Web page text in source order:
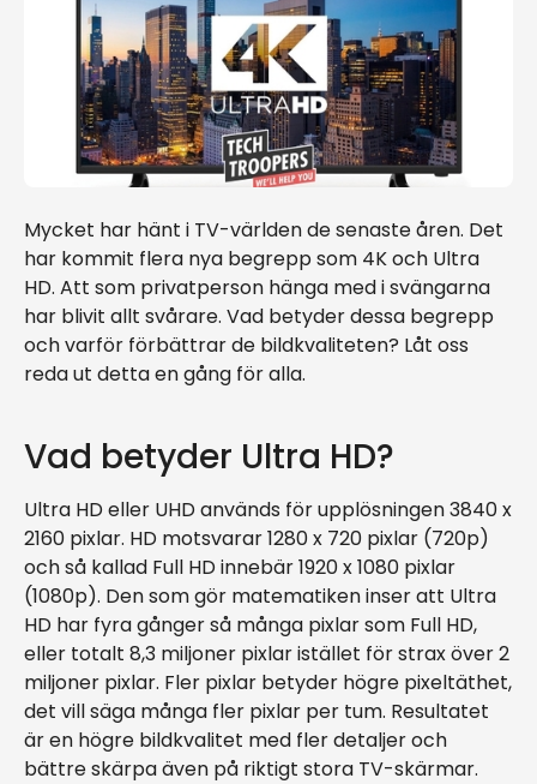
Mycket har hänt i TV-världen de senaste åren. Det
har kommit flera nya begrepp som 4K och Ultra
HD. Att som privatperson hänga med i svängarna
har blivit allt svårare. Vad betyder dessa begrepp
och varför förbättrar de bildkvaliteten? Låt oss
reda ut detta en gång för alla.
Vad betyder Ultra HD?
Ultra HD eller UHD används för upplösningen 3840 x
2160 pixlar. HD motsvarar 1280 x 720 pixlar (720p)
och så kallad Full HD innebär 1920 x 1080 pixlar
(1080p). Den som gör matematiken inser att Ultra
HD har fyra gånger så många pixlar som Full HD,
eller totalt 8,3 miljoner pixlar istället för strax över 2
miljoner pixlar. Fler pixlar betyder högre pixeltäthet,
det vill säga många fler pixlar per tum. Resultatet
är en högre bildkvalitet med fler detaljer och
bättre skärpa även på riktigt stora TV-skärmar.